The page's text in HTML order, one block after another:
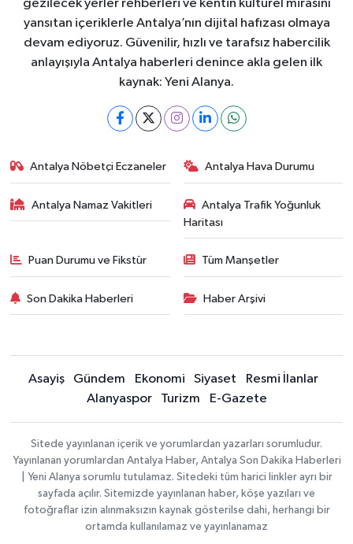
gezilecek yerler rehberleri ve kentin kültürel mirasını
yansıtan içeriklerle Antalya’nın dijital hafızası olmaya
devam ediyoruz. Güvenilir, hızlı ve tarafsız habercilik
anlayışıyla Antalya haberleri denince akla gelen ilk
kaynak: Yeni Alanya.
Antalya Nöbetçi Eczaneler Antalya Hava Durumu
Antalya Namaz Vakitleri
Antalya Trafik Yoğunluk
Haritası
Puan Durumu ve Fikstür Tüm Manşetler
Son Dakika Haberleri Haber Arşivi
Asayiş Gündem Ekonomi Siyaset
Resmi İlanlar
Alanyaspor
Turizm E-Gazete
Sitede yayınlanan içerik ve yorumlardan yazarları sorumludur.
Yayınlanan yorumlardan Antalya Haber, Antalya Son Dakika Haberleri
| Yeni Alanya sorumlu tutulamaz. Sitedeki tüm harici linkler ayrı bir
sayfada açılır. Sitemizde yayınlanan haber, köşe yazıları ve
fotoğraflar izin alınmaksızın kaynak gösterilse dahi, herhangi bir
ortamda kullanılamaz ve yayınlanamaz